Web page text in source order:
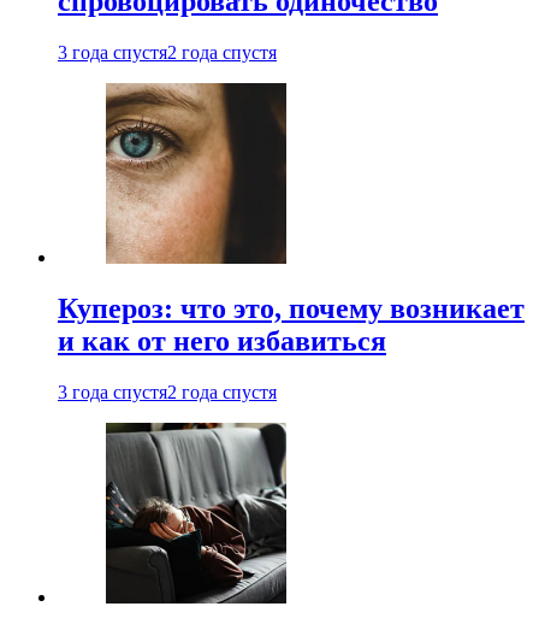
3 года спустя2 года спустя
Купероз: что это, почему возникает
и как от него избавиться
3 года спустя2 года спустя